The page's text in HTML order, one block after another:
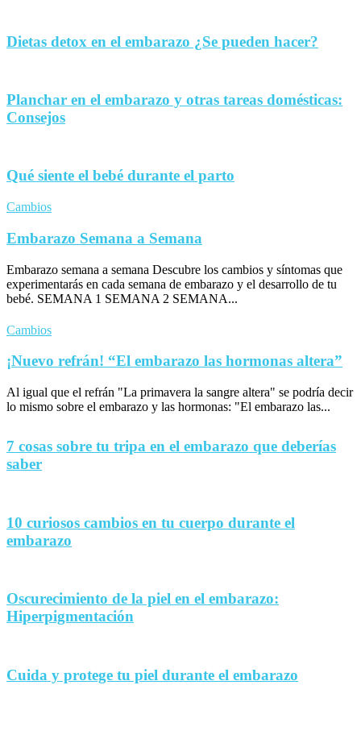
Dietas detox en el embarazo ¿Se pueden hacer?
Planchar en el embarazo y otras tareas domésticas:
Consejos
Qué siente el bebé durante el parto
Cambios
Embarazo Semana a Semana
Embarazo semana a semana Descubre los cambios y síntomas que
experimentarás en cada semana de embarazo y el desarrollo de tu
bebé. SEMANA 1 SEMANA 2 SEMANA...
Cambios
¡Nuevo refrán! “El embarazo las hormonas altera”
Al igual que el refrán "La primavera la sangre altera" se podría decir
lo mismo sobre el embarazo y las hormonas: "El embarazo las...
7 cosas sobre tu tripa en el embarazo que deberías
saber
10 curiosos cambios en tu cuerpo durante el
embarazo
Oscurecimiento de la piel en el embarazo:
Hiperpigmentación
Cuida y protege tu piel durante el embarazo